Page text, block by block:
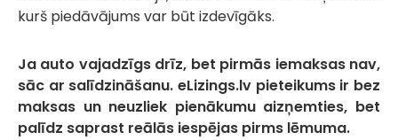
kurš piedāvājums var būt izdevīgāks.
Ja auto vajadzīgs drīz, bet pirmās iemaksas nav,
sāc ar salīdzināšanu. eLizings.lv pieteikums ir bez
maksas un neuzliek pienākumu aizņemties, bet
palīdz saprast reālās iespējas pirms lēmuma.